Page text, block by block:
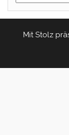
Mit Stolz